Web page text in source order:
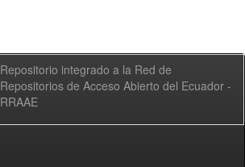
Repositorio integrado a la Red de
Repositorios de Acceso Abierto del Ecuador -
RRAAE